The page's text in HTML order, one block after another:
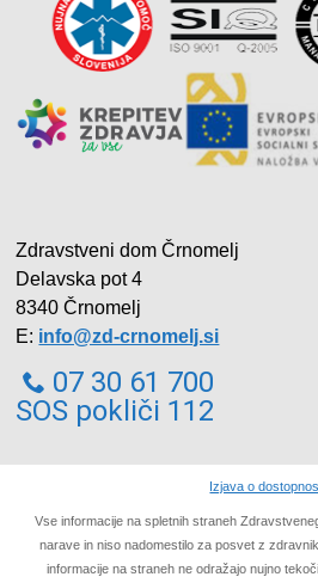
Zdravstveni dom Črnomelj
Delavska pot 4
8340 Črnomelj
E: info@zd-crnomelj.si
07 30 61 700
SOS pokliči 112
Izjava o
Vse informacije na spletnih straneh
narave in niso nadomestilo za posvet z
informacije na straneh ne odražajo nujno